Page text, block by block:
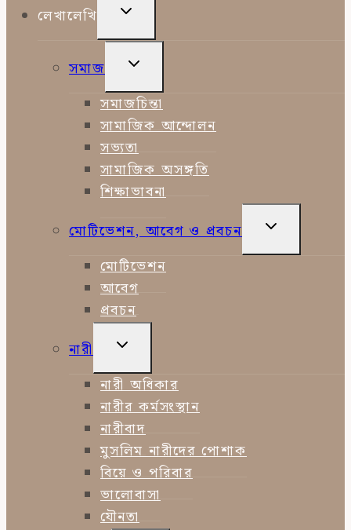
লেখালেখি
TOGGLE
MENU
সমাজ
TOGGLE
MENU
সমাজচিন্তা
সামাজিক আন্দোলন
সভ্যতা
সামাজিক অসঙ্গতি
শিক্ষাভাবনা
মোটিভেশন, আবেগ ও প্রবচন
TOGGLE
মোটিভেশন
আবেগ
প্রবচন
নারী
TOGGLE
MENU
নারী অধিকার
নারীর কর্মসংস্থান
নারীবাদ
মুসলিম নারীদের পোশাক
বিয়ে ও পরিবার
ভালোবাসা
যৌনতা